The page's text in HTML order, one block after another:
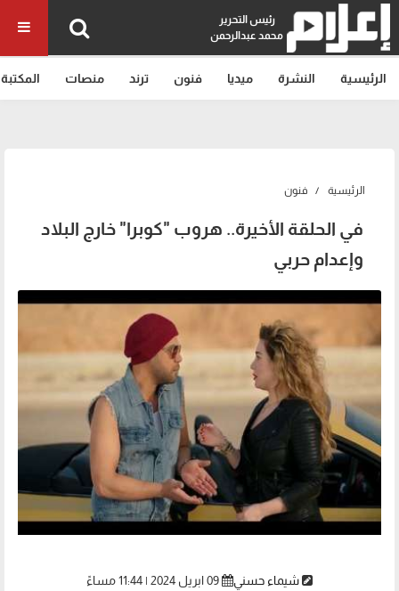
رئيس التحرير
محمد عبدالرحمن
الرئيسية النشرة ميديا فنون ترند منصات المكتبة
الرئيسية فنون
في الحلقة الأخيرة.. هروب "كوبرا" خارج البلاد
وإعدام حربي
شيماء حسني